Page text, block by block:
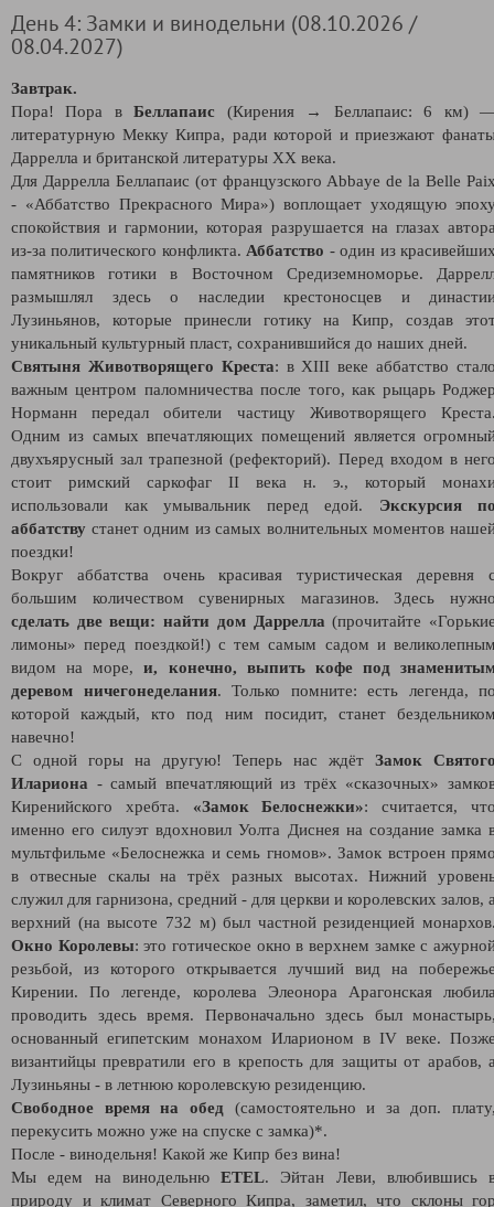
День 4: Замки и винодельни (08.10.2026 /
08.04.2027)
Завтрак.
Пора! Пора вБеллапаис (Кирения → Беллапаис: 6 км)
литературную Мекку Кипра, ради которой и приезжают
Даррелла и британской литературы XX века.
Для Даррелла Беллапаис (от французского Abbaye de la Belle
- «Аббатство Прекрасного Мира») воплощает уходящую
спокойствия и гармонии, которая разрушается на глазах
из-за политического конфликта. Аббатство - один из
памятников готики в Восточном Средиземноморье.
размышлял здесь о наследии крестоносцев и
Лузиньянов, которые принесли готику на Кипр, создав
уникальный культурный пласт, сохранившийся до наших дней.
Святыня Животворящего Креста: в XIII веке аббатство
важным центром паломничества после того, как рыцарь
Норманн передал обители частицу Животворящего
Одним из самых впечатляющих помещений является
двухъярусный зал трапезной (рефекторий). Перед входом в
стоит римский саркофаг II века н. э., который
использовали как умывальник перед едой. Экскурсия
аббатству станет одним из самых волнительных моментов
поездки!
Вокруг аббатства очень красивая туристическая деревня
большим количеством сувенирных магазинов. Здесь
сделать две вещи: найти дом Даррелла (прочитайте
лимоны» перед поездкой!) с тем самым садом и
видом на море,и, конечно, выпить кофе под
деревом ничегонеделания. Только помните: есть легенда,
которой каждый, кто под ним посидит, станет
навечно!
С одной горы на другую! Теперь нас ждёт Замок
Илариона - самый впечатляющий из трёх «сказочных»
Киренийского хребта. «Замок Белоснежки»: считается,
именно его силуэт вдохновил Уолта Диснея на создание замка
мультфильме «Белоснежка и семь гномов». Замок встроен
в отвесные скалы на трёх разных высотах. Нижний
служил для гарнизона, средний - для церкви и королевских залов,
верхний (на высоте 732 м) был частной резиденцией
Окно Королевы: это готическое окно в верхнем замке с
резьбой, из которого открывается лучший вид на
Кирении. По легенде, королева Элеонора Арагонская
проводить здесь время. Первоначально здесь был
основанный египетским монахом Иларионом в IV веке.
византийцы превратили его в крепость для защиты от арабов,
Лузиньяны - в летнюю королевскую резиденцию.
Свободное время на обед (самостоятельно и за доп.
перекусить можно уже на спуске с замка)*.
После - винодельня! Какой же Кипр без вина!
Мы едем на винодельню ETEL. Эйтан Леви, влюбившись
природу и климат Северного Кипра, заметил, что склоны